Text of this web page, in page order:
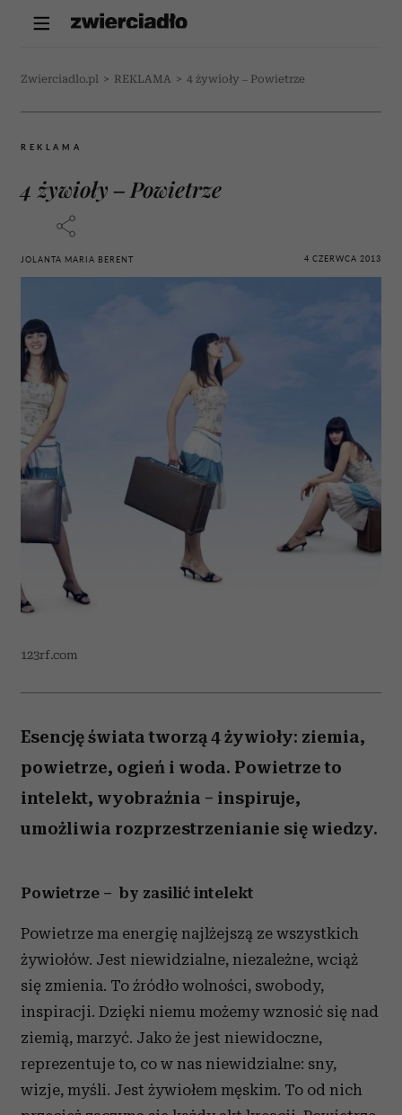
Zwierciadlo.pl > REKLAMA > 4 żywioły – Powietrze
REKLAMA
4 żywioły – Powietrze
JOLANTA MARIA BERENT 4 CZERWCA 2013
123rf.com
Esencję świata tworzą 4 żywioły: ziemia,
powietrze, ogień i woda. Powietrze to
intelekt, wyobraźnia – inspiruje,
umożliwia rozprzestrzenianie się wiedzy.
Powietrze – by zasilić intelekt
Powietrze ma energię najlżejszą ze wszystkich
żywiołów. Jest niewidzialne, niezależne, wciąż
się zmienia. To źródło wolności, swobody,
inspiracji. Dzięki niemu możemy wznosić się nad
ziemią, marzyć. Jako że jest niewidoczne,
reprezentuje to, co w nas niewidzialne: sny,
wizje, myśli. Jest żywiołem męskim. To od nich